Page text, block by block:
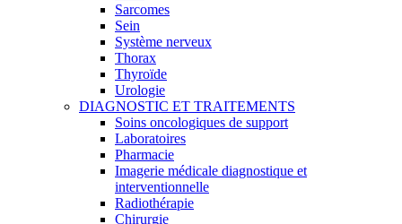
Sarcomes
Sein
Système nerveux
Thorax
Thyroïde
Urologie
DIAGNOSTIC ET TRAITEMENTS
Soins oncologiques de support
Laboratoires
Pharmacie
Imagerie médicale diagnostique et
interventionnelle
Radiothérapie
Chirurgie